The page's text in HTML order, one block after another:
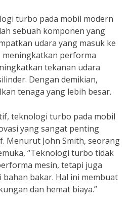
turbo pada mobil modern
sebuah komponen yang
udara yang masuk ke
meningkatkan performa
tekanan udara
Dengan demikian,
tenaga yang lebih besar.
teknologi turbo pada mobil
yang sangat penting
Menurut John Smith, seorang
“Teknologi turbo tidak
mesin, tetapi juga
bakar. Hal ini membuat
dan hemat biaya.”